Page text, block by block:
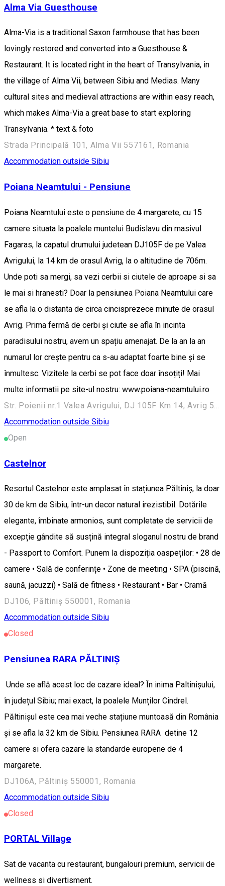
Alma Via Guesthouse
Alma-Via is a traditional Saxon farmhouse that has been
lovingly restored and converted into a Guesthouse &
Restaurant. It is located right in the heart of Transylvania, in
the village of Alma Vii, between Sibiu and Medias. Many
cultural sites and medieval attractions are within easy reach,
which makes Alma-Via a great base to start exploring
Transylvania. * text & foto
Strada Principală 101, Alma Vii 557161, Romania
Accommodation outside Sibiu
Poiana Neamtului - Pensiune
Poiana Neamtului este o pensiune de 4 margarete, cu 15
camere situata la poalele muntelui Budislavu din masivul
Fagaras, la capatul drumului judetean DJ105F de pe Valea
Avrigului, la 14 km de orasul Avrig, la o altitudine de 706m.
Unde poti sa mergi, sa vezi cerbii si ciutele de aproape si sa
le mai si hranesti? Doar la pensiunea Poiana Neamtului care
se afla la o distanta de circa cincisprezece minute de orasul
Avrig. Prima fermă de cerbi și ciute se afla în incinta
paradisului nostru, avem un spațiu amenajat. De la an la an
numarul lor crește pentru ca s-au adaptat foarte bine și se
înmultesc. Vizitele la cerbi se pot face doar însoțiți! Mai
multe informatii pe site-ul nostru: www.poiana-neamtului.ro
Str. Poienii nr.1 Valea Avrigului, DJ 105F Km 14, Avrig 555200, România
Accommodation outside Sibiu
Open
Castelnor
Resortul Castelnor este amplasat în stațiunea Păltiniș, la doar
30 de km de Sibiu, într-un decor natural irezistibil. Dotările
elegante, îmbinate armonios, sunt completate de servicii de
excepție gândite să susțină integral sloganul nostru de brand
- Passport to Comfort. Punem la dispoziția oaspeților: • 28 de
camere • Sală de conferințe • Zone de meeting • SPA (piscină,
saună, jacuzzi) • Sală de fitness • Restaurant • Bar • Cramă
DJ106, Păltiniș 550001, Romania
Accommodation outside Sibiu
Closed
Pensiunea RARA PĂLTINIȘ
Unde se află acest loc de cazare ideal? În inima Paltinișului,
în județul Sibiu; mai exact, la poalele Munților Cindrel.
Păltinișul este cea mai veche stațiune muntoasă din România
și se afla la 32 km de Sibiu. Pensiunea RARA detine 12
camere si ofera cazare la standarde europene de 4
margarete.
DJ106A, Păltiniș 550001, Romania
Accommodation outside Sibiu
Closed
PORTAL Village
Sat de vacanta cu restaurant, bungalouri premium, servicii de
wellness si divertisment.